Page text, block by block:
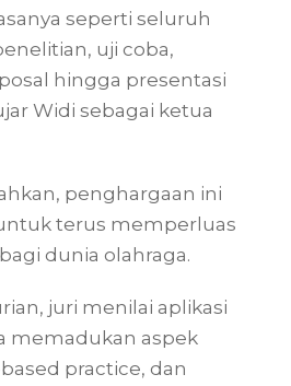
seperti seluruh
uji coba,
hingga presentasi
Widi sebagai ketua
penghargaan ini
terus memperluas
dunia olahraga.
juri menilai aplikasi
memadukan aspek
practice, dan